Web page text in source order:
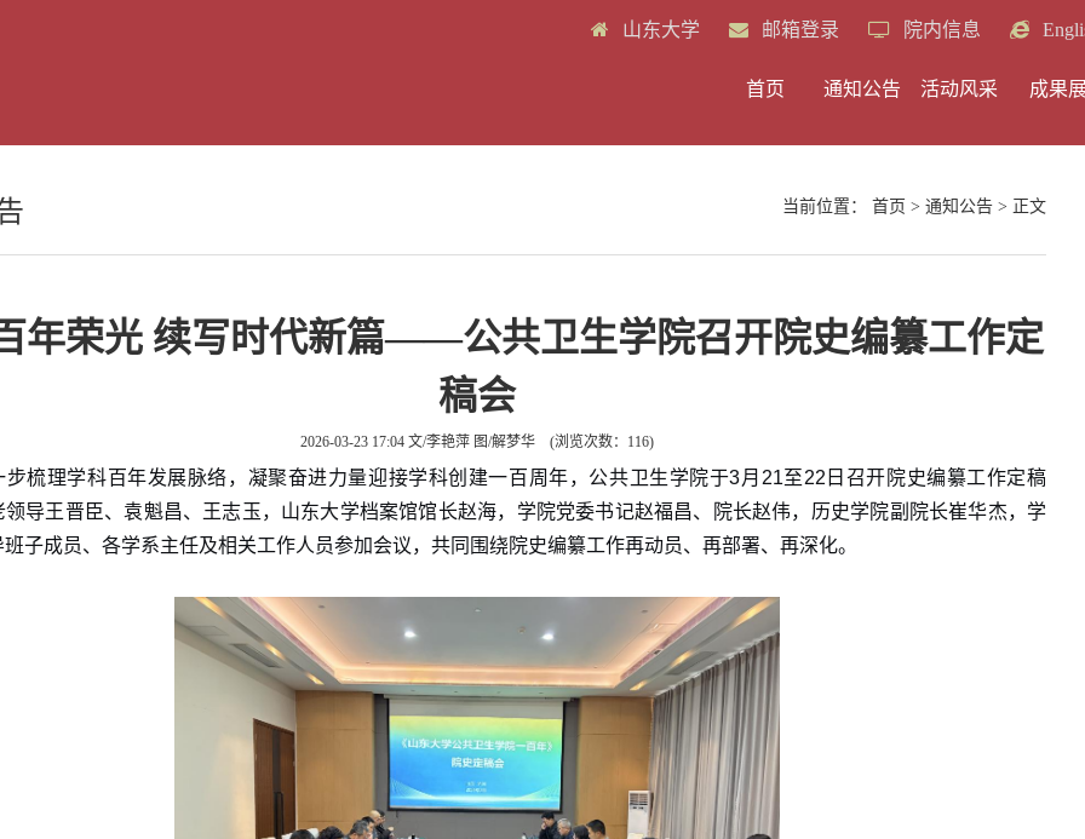
山东大学 邮箱登录 院内信息
首页 通知公告 活动风采 成果
当前位置： 首页 > 通知公告> 正文
年荣光 续写时代新篇——公共卫生学院召开院史编纂工作定
稿会
2026-03-23 17:04 文/李艳萍 图/解梦华 (浏览次数： 116)
步梳理学科百年发展脉络，凝聚奋进力量迎接学科创建一百周年，公共卫生学院于3月21至22日召开院史编纂工作定稿
领导王晋臣、袁魁昌、王志玉，山东大学档案馆馆长赵海，学院党委书记赵福昌、院长赵伟，历史学院副院长崔华杰，学
子成员、各学系主任及相关工作人员参加会议，共同围绕院史编纂工作再动员、再部署、再深化。